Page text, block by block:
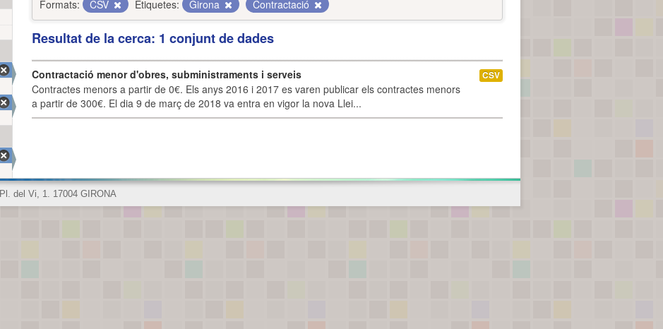
Formats:
CSV Etiquetes: Girona Contractació
Resultat de la cerca: 1 conjunt de dades
Contractació menor d'obres, subministraments i serveis
Contractes menors a partir de 0€. Els anys 2016 i 2017 es varen publicar els contractes menors
a partir de 300€. El dia 9 de març de 2018 va entra en vigor la nova Llei...
CSV
Pl. del Vi, 1. 17004 GIRONA